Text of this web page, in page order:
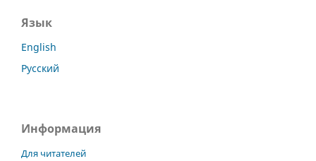
Язык
English
Русский
Информация
Для читателей